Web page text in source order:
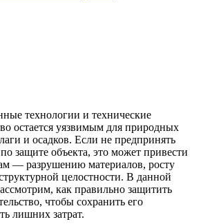
технологии и технические
остается уязвимым для природных
и осадков. Если не предпринять
защите объекта, это может привести
— разрушению материалов, росту
целостности. В данной
как правильно защитить
чтобы сохранить его
лишних затрат.